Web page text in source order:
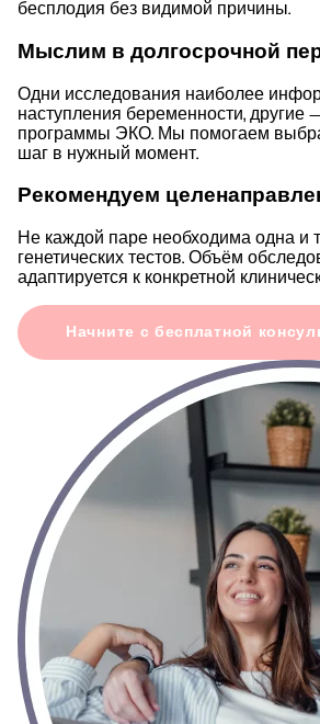
бесплодия без видимой причины.
Мыслим в долгосрочной
Одни исследования наиболее
наступления беременности, другие
программы ЭКО. Мы помогаем
шаг в нужный момент.
Рекомендуем
Не каждой паре необходима одна и
генетических тестов. Объём
адаптируется к конкретной
Начните с бесплатной